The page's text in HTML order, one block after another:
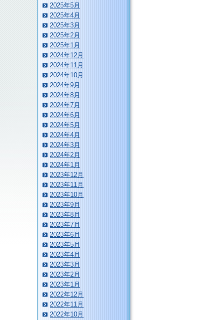
2025年5月
2025年4月
2025年3月
2025年2月
2025年1月
2024年12月
2024年11月
2024年10月
2024年9月
2024年8月
2024年7月
2024年6月
2024年5月
2024年4月
2024年3月
2024年2月
2024年1月
2023年12月
2023年11月
2023年10月
2023年9月
2023年8月
2023年7月
2023年6月
2023年5月
2023年4月
2023年3月
2023年2月
2023年1月
2022年12月
2022年11月
2022年10月